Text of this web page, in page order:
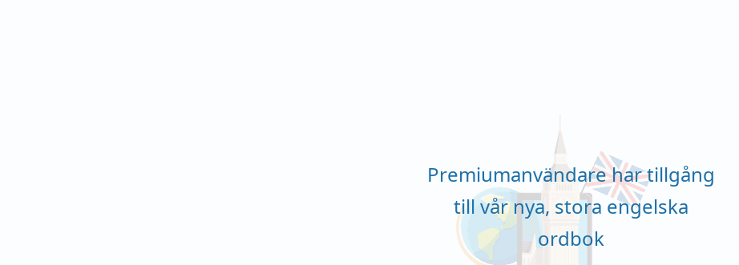
Premiumanvändare har tillgång
till vår nya, stora engelska
ordbok